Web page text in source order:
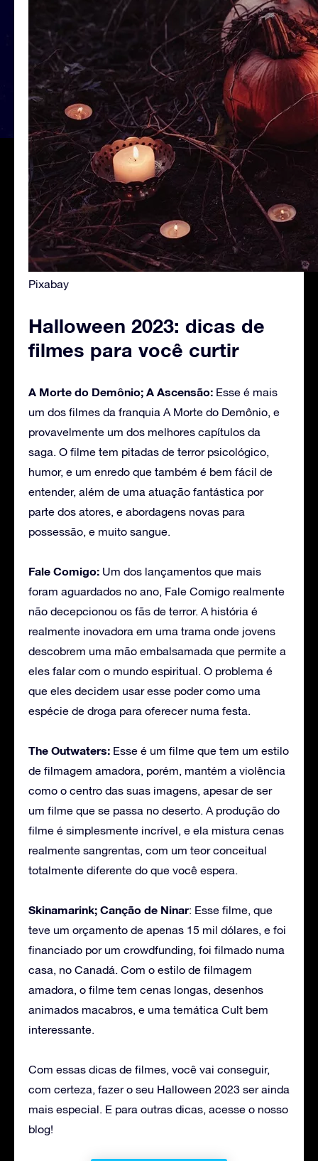
Pixabay
Halloween 2023: dicas de
filmes para você curtir
A Morte do Demônio; A Ascensão: Esse é mais
um dos filmes da franquia A Morte do Demônio, e
provavelmente um dos melhores capítulos da
saga. O filme tem pitadas de terror psicológico,
humor, e um enredo que também é bem fácil de
entender, além de uma atuação fantástica por
parte dos atores, e abordagens novas para
possessão, e muito sangue.
Fale Comigo: Um dos lançamentos que mais
foram aguardados no ano, Fale Comigo realmente
não decepcionou os fãs de terror. A história é
realmente inovadora em uma trama onde jovens
descobrem uma mão embalsamada que permite a
eles falar com o mundo espiritual. O problema é
que eles decidem usar esse poder como uma
espécie de droga para oferecer numa festa.
The Outwaters: Esse é um filme que tem um estilo
de filmagem amadora, porém, mantém a violência
como o centro das suas imagens, apesar de ser
um filme que se passa no deserto. A produção do
filme é simplesmente incrível, e ela mistura cenas
realmente sangrentas, com um teor conceitual
totalmente diferente do que você espera.
Skinamarink; Canção de Ninar: Esse filme, que
teve um orçamento de apenas 15 mil dólares, e foi
financiado por um crowdfunding, foi filmado numa
casa, no Canadá. Com o estilo de filmagem
amadora, o filme tem cenas longas, desenhos
animados macabros, e uma temática Cult bem
interessante.
Com essas dicas de filmes, você vai conseguir,
com certeza, fazer o seu Halloween 2023 ser ainda
mais especial. E para outras dicas, acesse o nosso
blog!